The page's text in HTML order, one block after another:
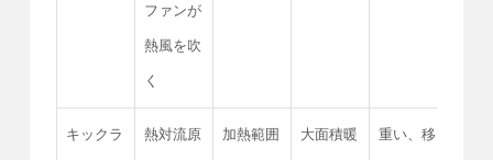
ファンが
熱風を吹
く
キックラ 熱対流原 加熱範囲 大面積暖 重い、移